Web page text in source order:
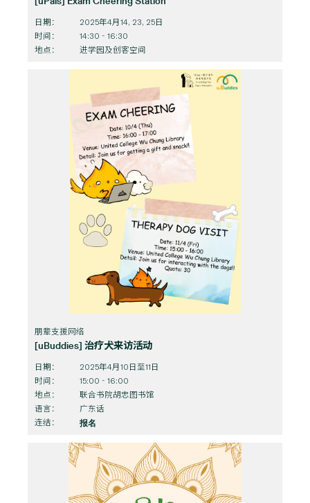
日期：
2025年4月14, 23, 25日
时间：
14:30 - 16:30
地点：
进学园及创客空间
朋辈支援网络
[uBuddies] 治疗犬来访活动
日期：
2025年4月10日至11日
时间：
15:00 - 16:00
地点：
联合书院胡忠图书馆
语言：
广东话
连结：
报名